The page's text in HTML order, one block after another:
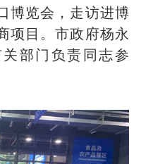
博览会，走访进博
项目。市政府杨永
部门负责同志参